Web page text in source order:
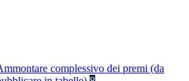
complessivo dei premi (da